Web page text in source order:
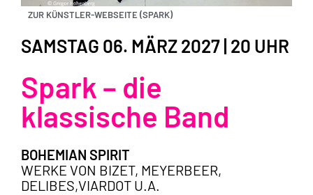
ZUR KÜNSTLER-WEBSEITE (SPARK)
SAMSTAG 06. MÄRZ 2027 | 20 UHR
Spark – die
klassische Band
BOHEMIAN SPIRIT
WERKE VON BIZET, MEYERBEER,
DELIBES,VIARDOT U.A.